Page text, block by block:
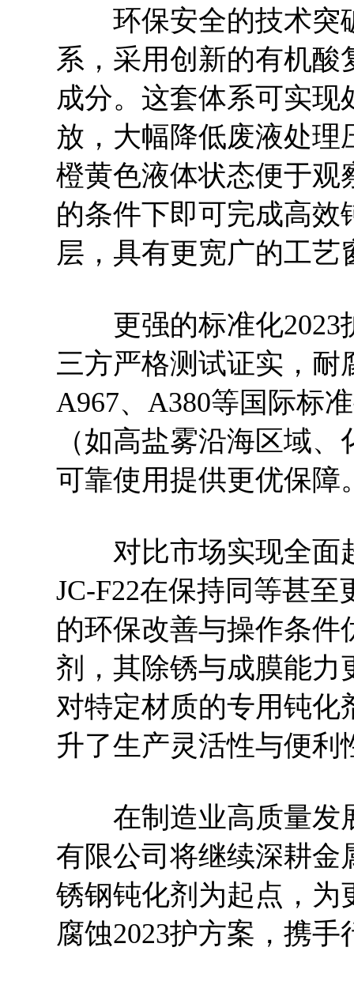
环保安全的技术突破
系，采用创新的有机
成分。这套体系可实
放，大幅降低废液处
橙黄色液体状态便于观
的条件下即可完成高
层，具有更宽广的工
更强的标准化2023
三方严格测试证实，
A967、A380等国际标
（如高盐雾沿海区域
可靠使用提供更优保障
对比市场实现全面
JC-F22在保持同等甚
的环保改善与操作条
剂，其除锈与成膜能力
对特定材质的专用钝
升了生产灵活性与便利
在制造业高质量发
有限公司将继续深耕金
锈钢钝化剂为起点，为
腐蚀2023护方案，携